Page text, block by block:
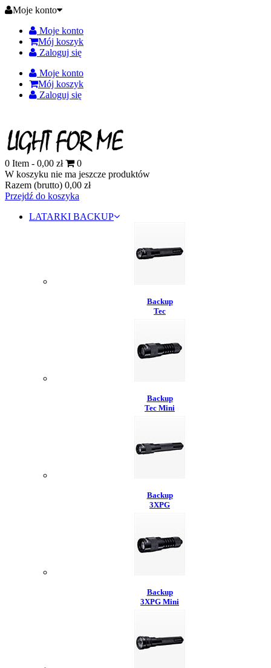
Moje konto
Moje konto
Mój koszyk
Zaloguj się
Moje konto
Mój koszyk
Zaloguj się
0 Item - 0,00 zł
0
W koszyku nie ma jeszcze produktów
Razem (brutto) 0,00 zł
Przejdź do koszyka
LATARKI BACKUP
Backup
Tec
Backup
Tec Mini
Backup
3XPG
Backup
3XPG Mini